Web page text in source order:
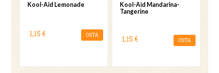
Kool-Aid Lemonade
1,15 € OSTA
Kool-Aid Mandarina-
Tangerine
1,15 € OSTA